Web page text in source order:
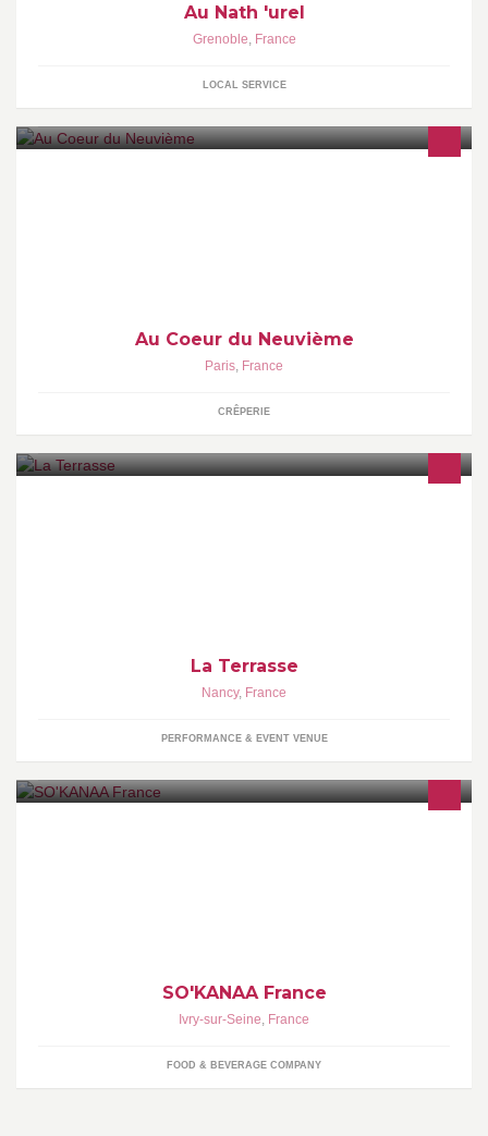
Au Nath 'urel
Grenoble, France
LOCAL SERVICE
Au Coeur du Neuvième
Paris, France
CRÊPERIE
La Terrasse
Nancy, France
PERFORMANCE & EVENT VENUE
SO'KANAA France
Ivry-sur-Seine, France
FOOD & BEVERAGE COMPANY